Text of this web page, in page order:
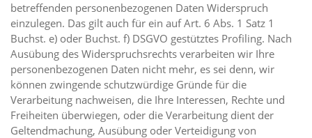
betreffenden personenbezogenen Daten Widerspruch
einzulegen. Das gilt auch für ein auf Art. 6 Abs. 1 Satz 1
Buchst. e) oder Buchst. f) DSGVO gestütztes Profiling. Nach
Ausübung des Widerspruchsrechts verarbeiten wir Ihre
personenbezogenen Daten nicht mehr, es sei denn, wir
können zwingende schutzwürdige Gründe für die
Verarbeitung nachweisen, die Ihre Interessen, Rechte und
Freiheiten überwiegen, oder die Verarbeitung dient der
Geltendmachung, Ausübung oder Verteidigung von